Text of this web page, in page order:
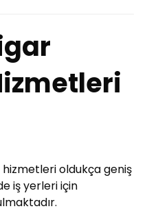
oldukça geniş
iş yerleri için